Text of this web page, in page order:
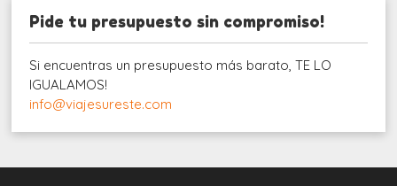
Pide tu presupuesto sin compromiso!
Si encuentras un presupuesto más barato, TE LO
IGUALAMOS!
info@viajesureste.com